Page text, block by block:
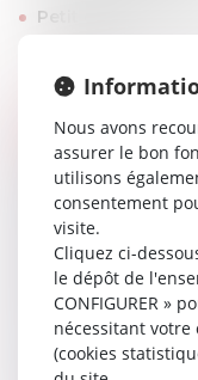
Petit éolien et
voisinage
ÉNERGIES
Centrales solaires
appels d’offres,
défaut de
voisinage etc…)
Parcs éoliens
l’autorisation
de voisinage,
inter-opérateurs,
Nous avons
assurer le bon
utilisons
consentement
visite.
Cliquez ci-
le dépôt de
CONFIGURER »
nécessitant votre
(cookies